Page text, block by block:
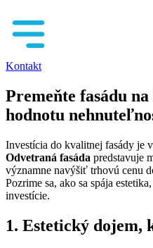
Kontakt
Premeňte fasádu
hodnotu
Investícia do kvalitnej fasády je
Odvetraná fasáda predstavuje
významne navýšiť trhovú cenu
Pozrime sa, ako sa spája
investície.
1. Estetický dojem,